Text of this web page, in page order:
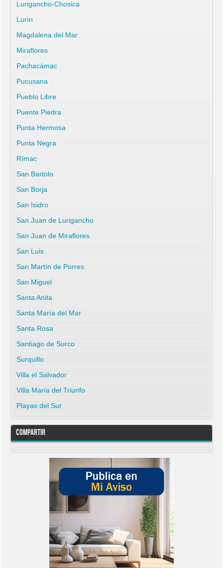
Lurigancho-Chosica
Lurín
Magdalena del Mar
Miraflores
Pachacámac
Pucusana
Pueblo Libre
Puente Piedra
Punta Hermosa
Punta Negra
Rímac
San Bartolo
San Borja
San Isidro
San Juan de Lurigancho
San Juan de Miraflores
San Luis
San Martín de Porres
San Miguel
Santa Anita
Santa María del Mar
Santa Rosa
Santiago de Surco
Surquillo
Villa el Salvador
Villa María del Triunfo
Playas del Sur
Compartir